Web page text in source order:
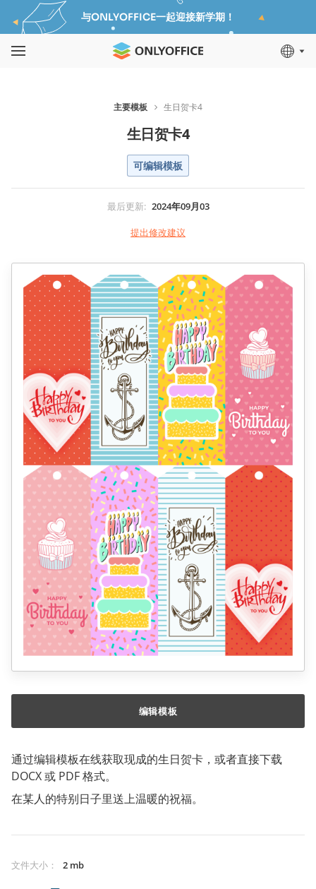
与ONLYOFFICE一起迎接新学期！
主要模板 生日贺卡4
生日贺卡4
可编辑模板
最后更新: 2024年09月03
提出修改建议
通过编辑模板在线获取现成的生日贺卡，或者直接下载
DOCX 或 PDF 格式。
在某人的特别日子里送上温暖的祝福。
文件大小 ： 2 mb
编辑模板